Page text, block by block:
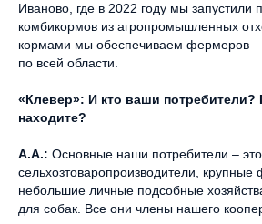
Иваново, где в 2022 году мы запустили
комбикормов из агропромышленных
кормами мы обеспечиваем фермеров –
по всей области.
«Клевер»: И кто ваши потребители?
находите?
А.А.: Основные наши потребители –
сельхозтоваропроизводители,
небольшие личные подсобные
для собак. Все они члены нашего